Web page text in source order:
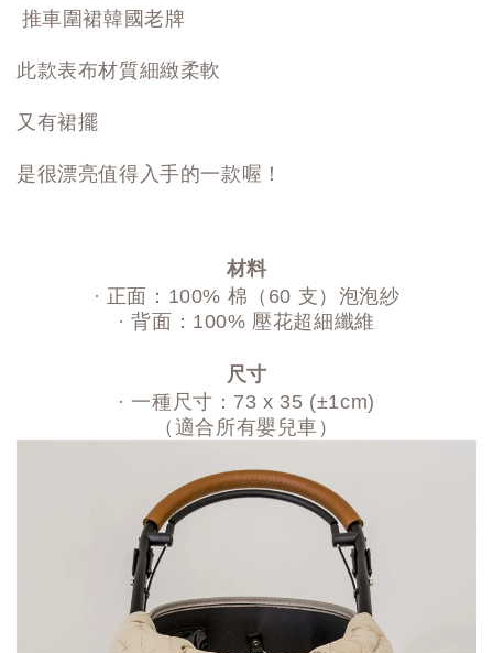
推車圍裙韓國老牌
此款表布材質細緻柔軟
又有裙擺
是很漂亮值得入手的一款喔！
材料
· 正面：100% 棉（60 支）泡泡紗
· 背面：100% 壓花超細纖維
尺寸
· 一種尺寸：73 x 35 (±1cm)
（適合所有嬰兒車）